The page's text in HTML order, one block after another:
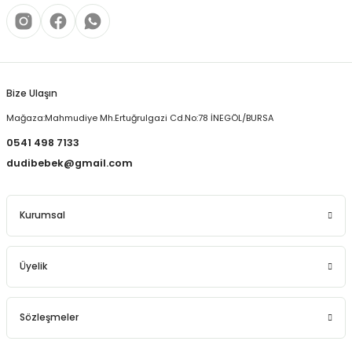
Bize Ulaşın
Mağaza:Mahmudiye Mh.Ertuğrulgazi Cd.No:78 İNEGÖL/BURSA
0541 498 7133
dudibebek@gmail.com
Kurumsal
Üyelik
Sözleşmeler